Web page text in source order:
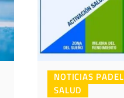
NOTICIAS PADEL
SALUD